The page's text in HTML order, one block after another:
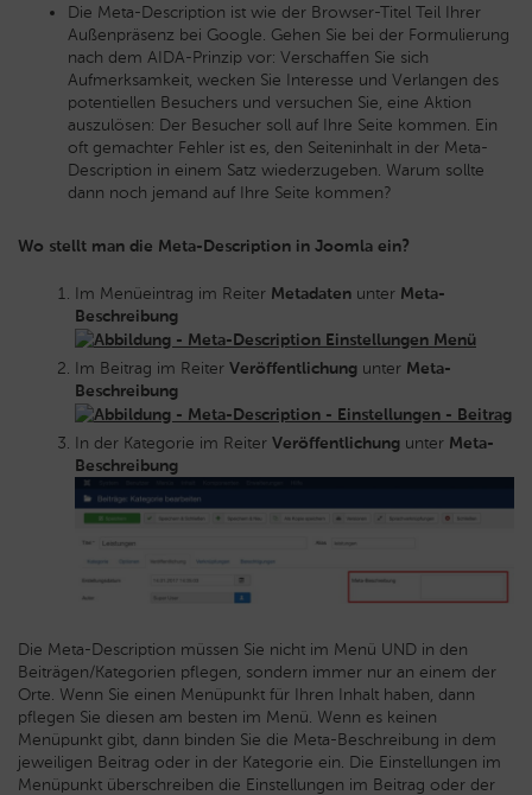
Die Meta-Description ist wie der Browser-Titel Teil Ihrer
Außenpräsenz bei Google. Gehen Sie bei der Formulierung
nach dem AIDA-Prinzip vor: Verschaffen Sie sich
Aufmerksamkeit, wecken Sie Interesse und Verlangen des
potentiellen Besuchers und versuchen Sie, eine Aktion
auszulösen: Der Besucher soll auf Ihre Seite kommen. Ein
oft gemachter Fehler ist es, den Seiteninhalt in der Meta-
Description in einem Satz wiederzugeben. Warum sollte
dann noch jemand auf Ihre Seite kommen?
Wo stellt man die Meta-Description in Joomla ein?
Im Menüeintrag im Reiter Metadaten unter Meta-
Beschreibung
Im Beitrag im Reiter Veröffentlichung unter Meta-
Beschreibung
In der Kategorie im Reiter Veröffentlichung unter Meta-
Beschreibung
Die Meta-Description müssen Sie nicht im Menü UND in den
Beiträgen/Kategorien pflegen, sondern immer nur an einem der
Orte. Wenn Sie einen Menüpunkt für Ihren Inhalt haben, dann
pflegen Sie diesen am besten im Menü. Wenn es keinen
Menüpunkt gibt, dann binden Sie die Meta-Beschreibung in dem
jeweiligen Beitrag oder in der Kategorie ein. Die Einstellungen im
Menüpunkt überschreiben die Einstellungen im Beitrag oder der